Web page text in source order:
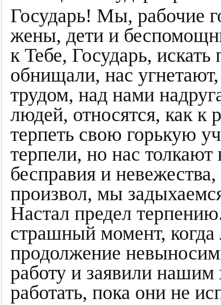
Государь! Мы, рабочие
жены, дети и
к Teбе, Государь,
обнищали, нас
трудом, над нами
людей, относятся, как
терпеть свою горькую
терпели, но нас
бесправия и
произвол, мы
Настал предел
страшный момент,
продолжение
работу и заявили нашим
работать, пока они не